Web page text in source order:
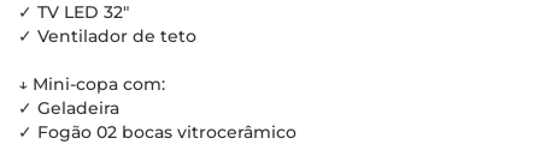
✓ TV LED 32"
✓ Ventilador de teto
↓ Mini-copa com:
✓ Geladeira
✓ Fogão 02 bocas vitrocerâmico